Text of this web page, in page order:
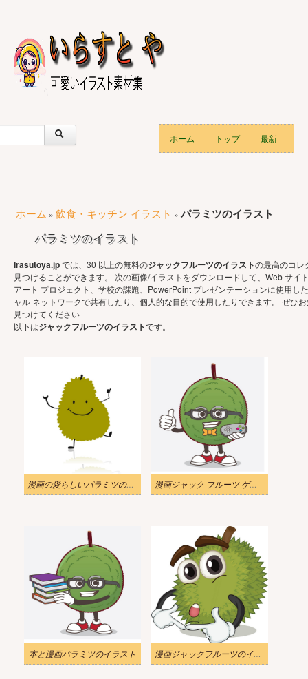
ホーム トップ 最新
ホーム » 飲食・キッチン イラスト » パラミツのイラスト
パラミツのイラスト
Irasutoya.jpでは、30 以上の無料のジャックフルーツのイラストの最高のコレ
見つけることができます。 次の画像/イラストをダウンロードして、Web サイ
アート プロジェクト、学校の課題、PowerPoint プレゼンテーションに使用し
ャル ネットワークで共有したり、個人的な目的で使用したりできます。 ぜひ
見つけてください
以下はジャックフルーツのイラストです。
漫画の愛らしいパラミツのイラスト 漫画ジャック フルーツ ゲームのイラスト
本と漫画パラミツのイラスト 漫画ジャックフルーツのイラスト